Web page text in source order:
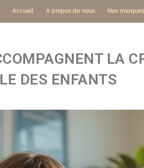
Accueil A propos de nous Nos marques
LA
DES ENFANTS